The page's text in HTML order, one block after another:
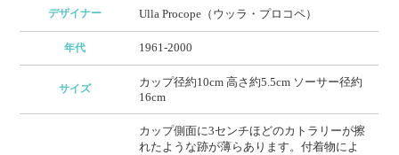
デザイナー Ulla Procope（ウッラ・プロコペ）
年代 1961-2000
サイズ
カップ径約10cm 高さ約5.5cm ソーサー径約
16cm
カップ側面に3センチほどのカトラリーが擦
れたような跡が薄らあります。付着物によ